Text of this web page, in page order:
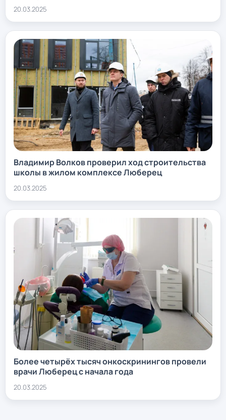
20.03.2025
Владимир Волков проверил ход строительства
школы в жилом комплексе Люберец
20.03.2025
Более четырёх тысяч онкоскринингов провели
врачи Люберец с начала года
20.03.2025